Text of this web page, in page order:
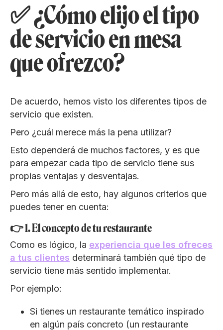
✅ ¿Cómo elijo el tipo
de servicio en mesa
que ofrezco?
De acuerdo, hemos visto los diferentes tipos de
servicio que existen.
Pero ¿cuál merece más la pena utilizar?
Esto dependerá de muchos factores, y es que
para empezar cada tipo de servicio tiene sus
propias ventajas y desventajas.
Pero más allá de esto, hay algunos criterios que
puedes tener en cuenta:
👉 1. El concepto de tu restaurante
Como es lógico, la experiencia que les ofreces
a tus clientes determinará también qué tipo de
servicio tiene más sentido implementar.
Por ejemplo:
Si tienes un restaurante temático inspirado
en algún país concreto (un restaurante